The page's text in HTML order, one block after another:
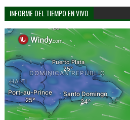
INFORME DEL TIEMPO EN VIVO